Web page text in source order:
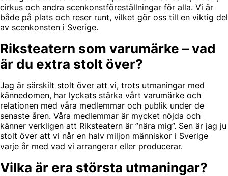
cirkus och andra scenkonstföreställningar för alla. Vi är
både på plats och reser runt, vilket gör oss till en viktig del
av scenkonsten i Sverige.
Riksteatern som varumärke – vad
är du extra stolt över?
Jag är särskilt stolt över att vi, trots utmaningar med
kännedomen, har lyckats stärka vårt varumärke och
relationen med våra medlemmar och publik under de
senaste åren. Våra medlemmar är mycket nöjda och
känner verkligen att Riksteatern är ”nära mig”. Sen är jag ju
stolt över att vi når en halv miljon människor i Sverige
varje år med vad vi arrangerar eller producerar.
Vilka är era största utmaningar?